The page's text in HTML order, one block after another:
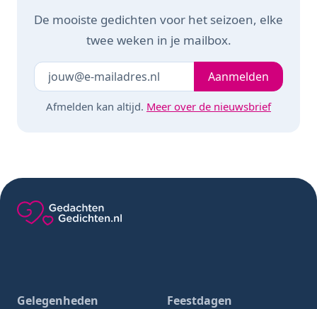
De mooiste gedichten voor het seizoen, elke
twee weken in je mailbox.
Laat dit veld leeg Je e-mailadresAanmelden
Afmelden kan altijd. Meer over de nieuwsbrief
Gelegenheden
Feestdagen